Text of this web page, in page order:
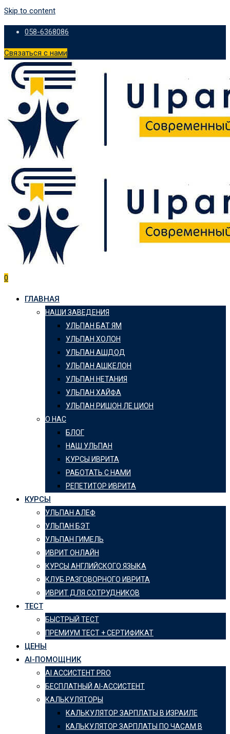
Skip to content
058-6368086
Связаться с нами
0
ГЛАВНАЯ
НАШИ ЗАВЕДЕНИЯ
УЛЬПАН БАТ ЯМ
УЛЬПАН ХОЛОН
УЛЬПАН АШДОД
УЛЬПАН АШКЕЛОН
УЛЬПАН НЕТАНИЯ
УЛЬПАН ХАЙФА
УЛЬПАН РИШОН ЛЕ ЦИОН
О НАС
БЛОГ
НАШ УЛЬПАН
КУРСЫ ИВРИТА
РАБОТАТЬ С НАМИ
РЕПЕТИТОР ИВРИТА
КУРСЫ
УЛЬПАН АЛЕФ
УЛЬПАН БЭТ
УЛЬПАН ГИМЕЛЬ
ИВРИТ ОНЛАЙН
КУРСЫ АНГЛИЙСКОГО ЯЗЫКА
КЛУБ РАЗГОВОРНОГО ИВРИТА
ИВРИТ ДЛЯ СОТРУДНИКОВ
ТЕСТ
БЫСТРЫЙ ТЕСТ
ПРЕМИУМ ТЕСТ + СЕРТИФИКАТ
ЦЕНЫ
AI-ПОМОЩНИК
AI АССИСТЕНТ PRO
БЕСПЛАТНЫЙ AI-АССИСТЕНТ
КАЛЬКУЛЯТОРЫ
КАЛЬКУЛЯТОР ЗАРПЛАТЫ В ИЗРАИЛЕ
KАЛЬКУЛЯТОР ЗАРПЛАТЫ ПО ЧАСАМ В